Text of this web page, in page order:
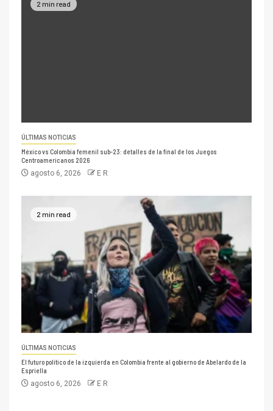
2 min read
ÚLTIMAS NOTICIAS
México vs Colombia femenil sub-23: detalles de la final de los Juegos
Centroamericanos 2026
agosto 6, 2026 E R
2 min read
ÚLTIMAS NOTICIAS
El futuro político de la izquierda en Colombia frente al gobierno de Abelardo de la
Espriella
agosto 6, 2026 E R